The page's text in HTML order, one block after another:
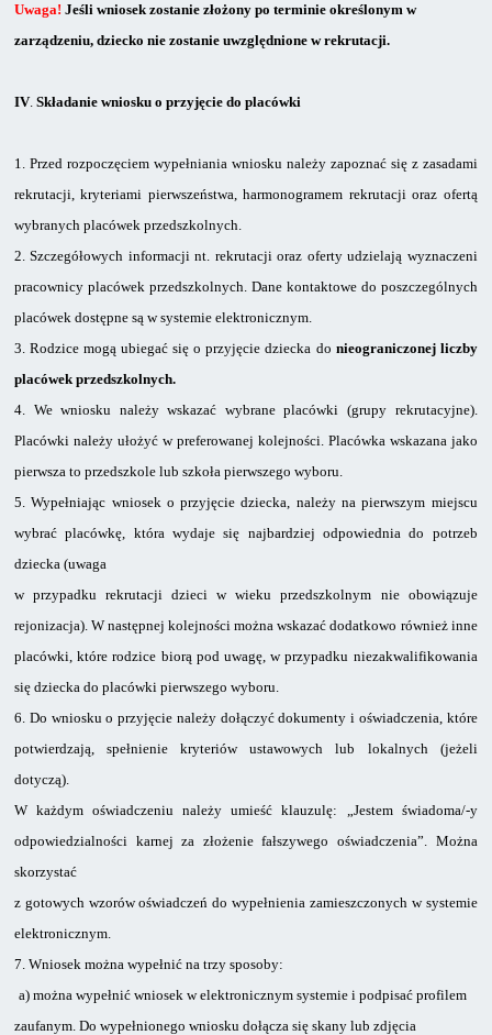
Uwaga! Jeśli wniosek zostanie złożony po terminie określonym w
zarządzeniu, dziecko nie zostanie uwzględnione w rekrutacji.
IV. Składanie wniosku o przyjęcie do placówki
1. Przed rozpoczęciem wypełniania wniosku należy zapoznać się z zasadami
rekrutacji, kryteriami pierwszeństwa, harmonogramem rekrutacji oraz ofertą
wybranych placówek przedszkolnych.
2.Szczegółowych informacji nt. rekrutacji oraz oferty udzielają wyznaczeni
pracownicy placówek przedszkolnych. Dane kontaktowe do poszczególnych
placówek dostępne są w systemie elektronicznym.
3.Rodzice mogą ubiegać się o przyjęcie dziecka do nieograniczonej liczby
placówek przedszkolnych.
4. We wniosku należy wskazać wybrane placówki (grupy rekrutacyjne).
Placówki należy ułożyć w preferowanej kolejności. Placówka wskazana jako
pierwsza to przedszkole lub szkoła pierwszego wyboru.
5.Wypełniając wniosek o przyjęcie dziecka, należy na pierwszym miejscu
wybrać placówkę, która wydaje się najbardziej odpowiednia do potrzeb
dziecka (uwaga
w przypadku rekrutacji dzieci w wieku przedszkolnym nie obowiązuje
rejonizacja).W następnej kolejności można wskazać dodatkowo również inne
placówki, które rodzice biorą pod uwagę, w przypadku niezakwalifikowania
się dziecka do placówki pierwszego wyboru.
6. Do wniosku o przyjęcie należy dołączyć dokumenty i oświadczenia, które
potwierdzają, spełnienie kryteriów ustawowych lub lokalnych (jeżeli
dotyczą).
W każdym oświadczeniu należy umieść klauzulę: „Jestem świadoma/-y
odpowiedzialności karnej za złożenie fałszywego oświadczenia”. Można
skorzystać
z gotowych wzorów oświadczeń do wypełnienia zamieszczonych w systemie
elektronicznym.
7. Wniosek można wypełnić na trzy sposoby:
a) można wypełnić wniosek w elektronicznym systemie i podpisać profilem
zaufanym. Do wypełnionego wniosku dołącza się skany lub zdjęcia